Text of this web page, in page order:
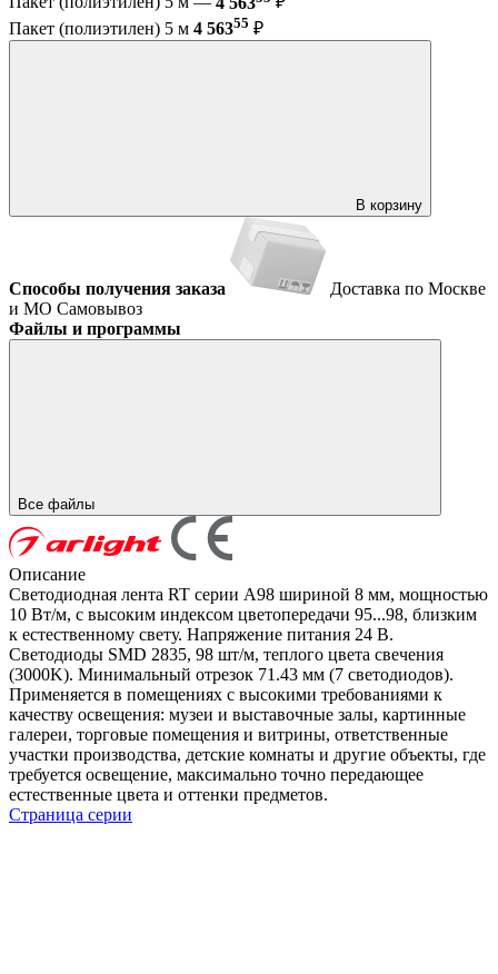
Пакет (полиэтилен) 5 м 4 56355 ₽
В корзину
Способы получения заказа
Доставка по Москве
и МО Самовывоз
Файлы и программы
Все файлы
Описание
Светодиодная лента RT серии A98 шириной 8 мм, мощностью
10 Вт/м, с высоким индексом цветопередачи 95...98, близким
к естественному свету. Напряжение питания 24 В.
Светодиоды SMD 2835, 98 шт/м, теплого цвета свечения
(3000K). Минимальный отрезок 71.43 мм (7 светодиодов).
Применяется в помещениях с высокими требованиями к
качеству освещения: музеи и выставочные залы, картинные
галереи, торговые помещения и витрины, ответственные
участки производства, детские комнаты и другие объекты, где
требуется освещение, максимально точно передающее
естественные цвета и оттенки предметов.
Страница серии